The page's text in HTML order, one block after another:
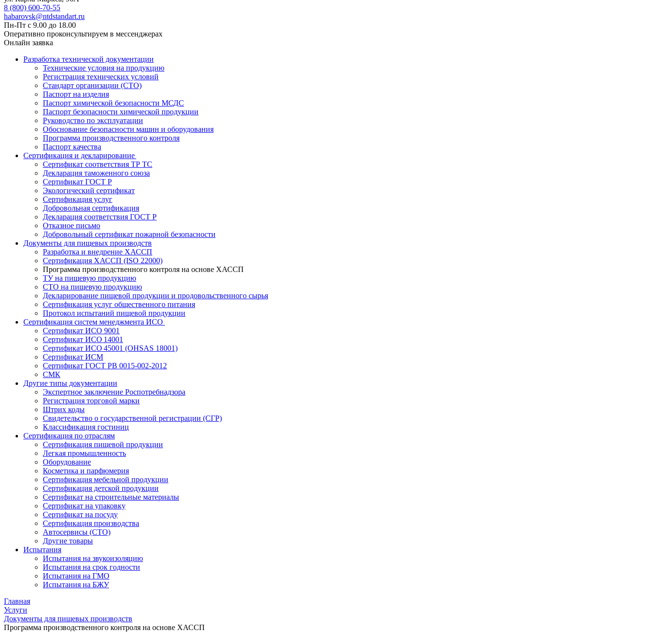
8 (800) 600-70-55
habarovsk@ntdstandart.ru
Пн-Пт с 9.00 до 18.00
Оперативно проконсультируем в мессенджерах
Онлайн заявка
Разработка технической документации
Технические условия на продукцию
Регистрация технических условий
Стандарт организации (СТО)
Паспорт на изделия
Паспорт химической безопасности МСДС
Паспорт безопасности химической продукции
Руководство по эксплуатации
Обоснование безопасности машин и оборудования
Программа производственного контроля
Паспорт качества
Сертификация и декларирование
Сертификат соответствия ТР ТС
Декларация таможенного союза
Сертификат ГОСТ Р
Экологический сертификат
Сертификация услуг
Добровольная сертификация
Декларация соответствия ГОСТ Р
Отказное письмо
Добровольный сертификат пожарной безопасности
Документы для пищевых производств
Разработка и внедрение ХАССП
Сертификация ХАССП (ISO 22000)
Программа производственного контроля на основе ХАССП
ТУ на пищевую продукцию
СТО на пищевую продукцию
Декларирование пищевой продукции и продовольственного сырья
Сертификация услуг общественного питания
Протокол испытаний пищевой продукции
Сертификация систем менеджмента ИСО
Сертификат ИСО 9001
Сертификат ИСО 14001
Сертификат ИСО 45001 (OHSAS 18001)
Сертификат ИСМ
Сертификат ГОСТ РВ 0015-002-2012
СМК
Другие типы документации
Экспертное заключение Роспотребнадзора
Регистрация торговой марки
Штрих коды
Свидетельство о государственной регистрации (СГР)
Классификация гостиниц
Сертификация по отраслям
Сертификация пищевой продукции
Легкая промышленность
Оборудование
Косметика и парфюмерия
Сертификация мебельной продукции
Сертификация детской продукции
Сертификат на строительные материалы
Сертификат на упаковку
Сертификат на посуду
Сертификация производства
Автосервисы (СТО)
Другие товары
Испытания
Испытания на звукоизоляцию
Испытания на срок годности
Испытания на ГМО
Испытания на БЖУ
Главная
Услуги
Документы для пищевых производств
Программа производственного контроля на основе ХАССП